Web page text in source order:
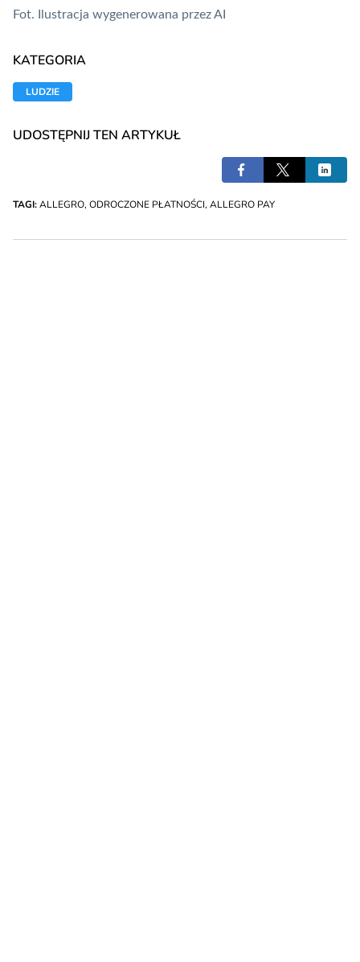
Fot. Ilustracja wygenerowana przez AI
KATEGORIA
LUDZIE
UDOSTĘPNIJ TEN ARTYKUŁ
TAGI:ALLEGRO, ODROCZONE PŁATNOŚCI, ALLEGRO PAY